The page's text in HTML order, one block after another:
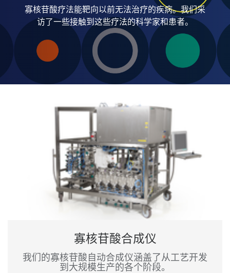
寡核苷酸疗法能靶向以前无法治疗的疾病。我们采
访了一些接触到这些疗法的科学家和患者。
寡核苷酸合成仪
我们的寡核苷酸自动合成仪涵盖了从工艺开发
到大规模生产的各个阶段。